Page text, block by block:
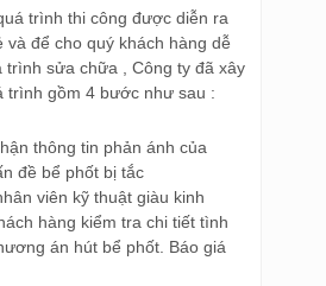
trình thi công được diễn ra
và để cho quý khách hàng dễ
trình sửa chữa , Công ty đã xây
trình gồm 4 bước như sau :
thông tin phản ánh của
đề bể phốt bị tắc
viên kỹ thuật giàu kinh
hàng kiểm tra chi tiết tình
án hút bể phốt. Báo giá